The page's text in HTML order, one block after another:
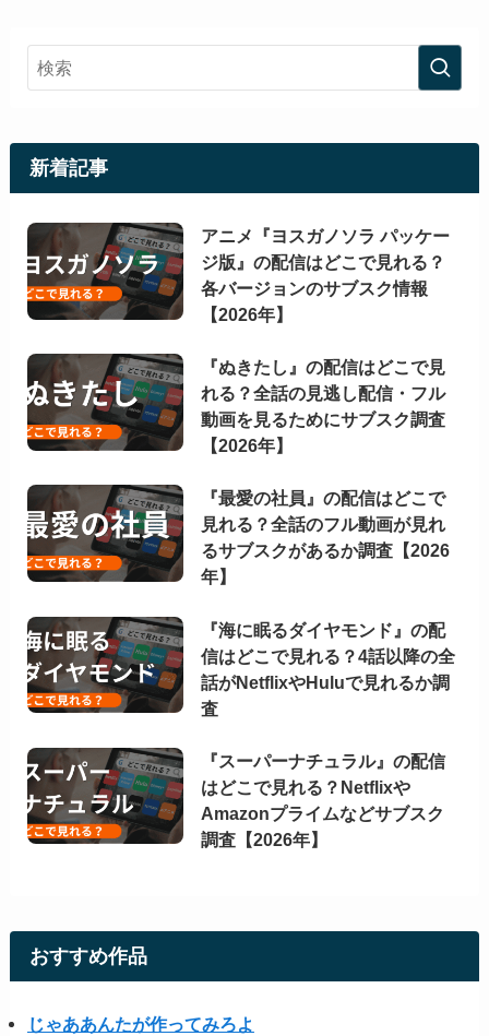
新着記事
アニメ『ヨスガノソラ パッケー
ジ版』の配信はどこで見れる？
各バージョンのサブスク情報
【2026年】
『ぬきたし』の配信はどこで見
れる？全話の見逃し配信・フル
動画を見るためにサブスク調査
【2026年】
『最愛の社員』の配信はどこで
見れる？全話のフル動画が見れ
るサブスクがあるか調査【2026
年】
『海に眠るダイヤモンド』の配
信はどこで見れる？4話以降の全
話がNetflixやHuluで見れるか調
査
『スーパーナチュラル』の配信
はどこで見れる？Netflixや
Amazonプライムなどサブスク
調査【2026年】
おすすめ作品
じゃああんたが作ってみろよ